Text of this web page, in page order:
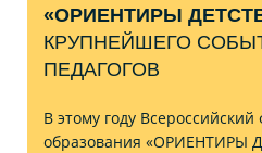
«ОРИЕНТИРЫ
КРУПНЕЙШЕГО
ПЕДАГОГОВ
В этому году
образования «ОРИЕНТИРЫ